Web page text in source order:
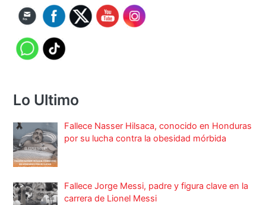
Lo Ultimo
Fallece Nasser Hilsaca, conocido en Honduras
por su lucha contra la obesidad mórbida
Fallece Jorge Messi, padre y figura clave en la
carrera de Lionel Messi